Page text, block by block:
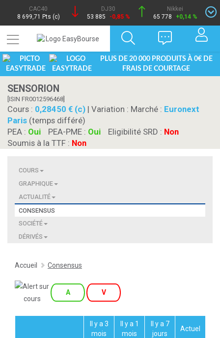
CAC40
8 699,71 Pts (c)
DJ30
53 885
-0,85 %
Nikkei
65 778
+0,14 %
PLUS DE 20 000 PRODUITS À 0€ DE
FRAIS DE COURTAGE
SENSORION
[ISIN FR0012596468]
Cours : 0,28450 € (c) | Variation : Marché : Euronext
Paris (temps différé)
PEA : Oui PEA-PME : Oui Eligibilité SRD : Non
Soumis à la TTF : Non
COURS
GRAPHIQUE
ACTUALITÉ
CONSENSUS
SOCIÉTÉ
DÉRIVÉS
Accueil Consensus
A V
Il y a 3
mois
Il y a 1
mois
Il y a 7
jours
Actuel